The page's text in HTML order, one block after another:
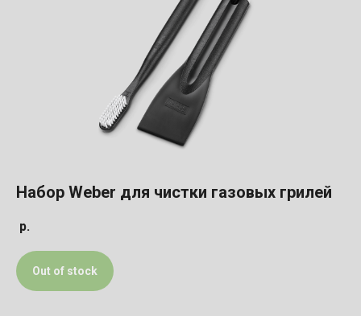
Набор Weber для чистки газовых грилей
р.
Out of stock